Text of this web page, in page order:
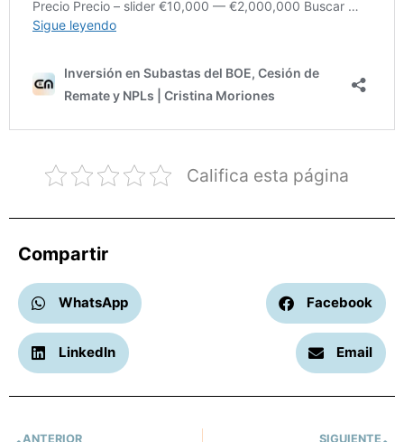
Califica esta página
Compartir
WhatsApp Facebook
LinkedIn Email
ANTERIOR SIGUIENTE